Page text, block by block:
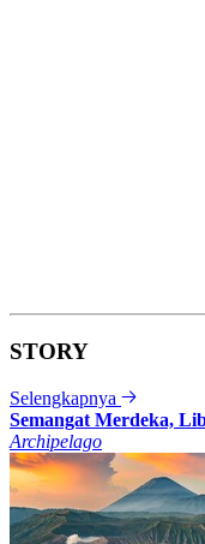
STORY
Selengkapnya
Semangat Merdeka,
Archipelago